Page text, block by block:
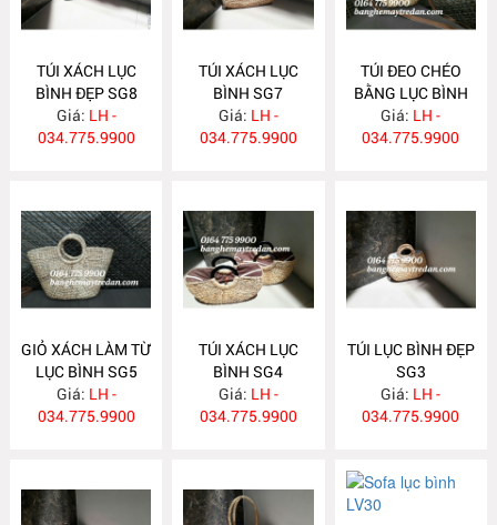
TÚI XÁCH LỤC
BÌNH ĐẸP SG8
Giá: LH -
034.775.9900
TÚI XÁCH LỤC
BÌNH SG7
Giá: LH -
034.775.9900
TÚI ĐEO CHÉO
BẰNG LỤC BÌNH
SG6
Giá: LH -
034.775.9900
GIỎ XÁCH LÀM TỪ
LỤC BÌNH SG5
Giá: LH -
034.775.9900
TÚI XÁCH LỤC
BÌNH SG4
Giá: LH -
034.775.9900
TÚI LỤC BÌNH ĐẸP
SG3
Giá: LH -
034.775.9900